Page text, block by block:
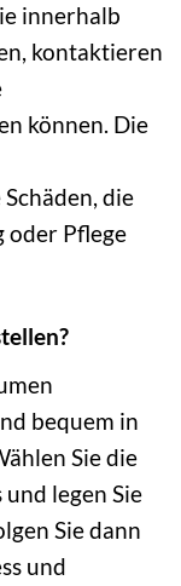
innerhalb
kontaktieren
können. Die
die
oder Pflege
bequem in
Sie die
legen Sie
Sie dann
und